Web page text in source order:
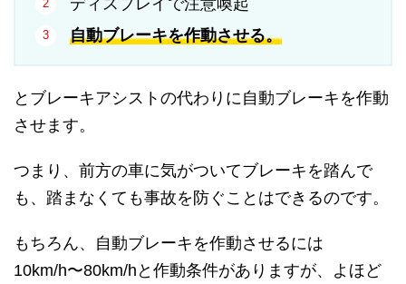
自動ブレーキを作動させる。
とブレーキアシストの代わりに自動ブレーキを作動
させます。
つまり、前方の車に気がついてブレーキを踏んで
も、踏まなくても事故を防ぐことはできるのです。
もちろん、自動ブレーキを作動させるには
10km/h〜80km/hと作動条件がありますが、よほど